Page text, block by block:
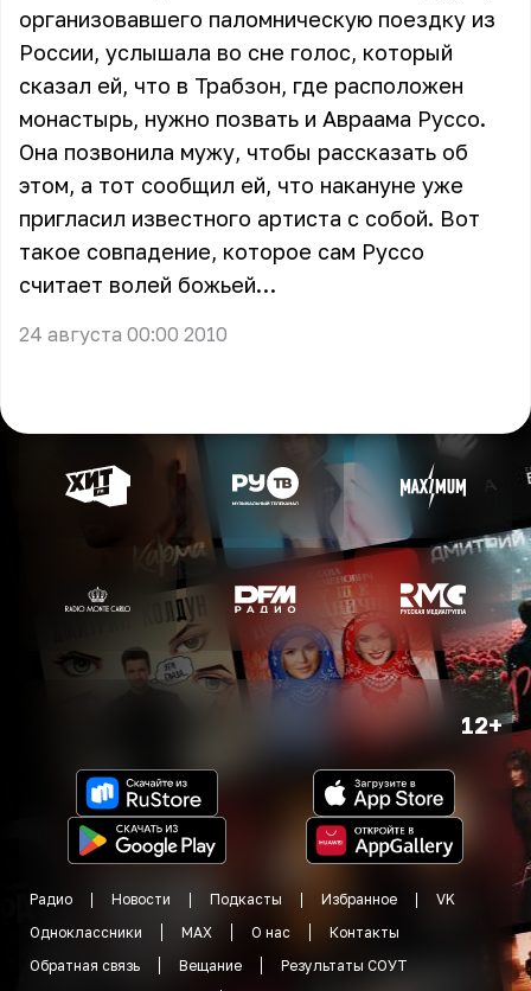
организовавшего паломническую поездку из
России, услышала во сне голос, который
сказал ей, что в Трабзон, где расположен
монастырь, нужно позвать и Авраама Руссо.
Она позвонила мужу, чтобы рассказать об
этом, а тот сообщил ей, что накануне уже
пригласил известного артиста с собой. Вот
такое совпадение, которое сам Руссо
считает волей божьей…
24 августа 00:00 2010
12+
Радио Новости Подкасты Избранное
VK
Одноклассники
MAX О нас
Контакты
Обратная связь
Вещание
Результаты СОУТ